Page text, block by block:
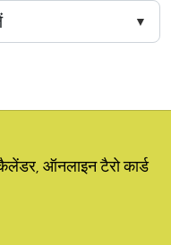
ऑनलाइन टैरो कार्ड